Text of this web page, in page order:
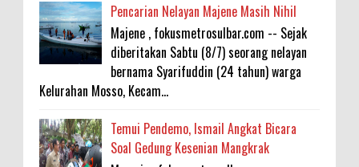
Pencarian Nelayan Majene Masih Nihil
Majene , fokusmetrosulbar.com -- Sejak
diberitakan Sabtu (8/7) seorang nelayan
bernama Syarifuddin (24 tahun) warga
Kelurahan Mosso, Kecam...
Temui Pendemo, Ismail Angkat Bicara
Soal Gedung Kesenian Mangkrak